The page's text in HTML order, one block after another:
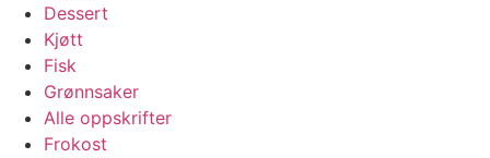
Dessert
Kjøtt
Fisk
Grønnsaker
Alle oppskrifter
Frokost